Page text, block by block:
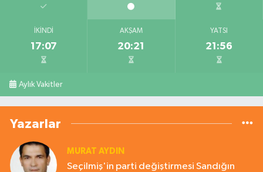
İKINDI
17:07
AKŞAM
20:21
YATSI
21:56
Aylık Vakitler
Yazarlar
MURAT AYDIN
Seçilmiş'in parti değiştirmesi Sandığın